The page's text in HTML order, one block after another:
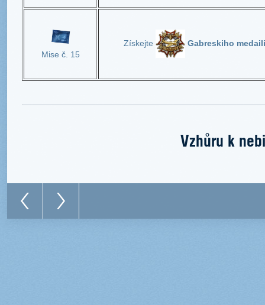
Mise č. 15
Získejte Gabreskiho medaili
Vzhůru k